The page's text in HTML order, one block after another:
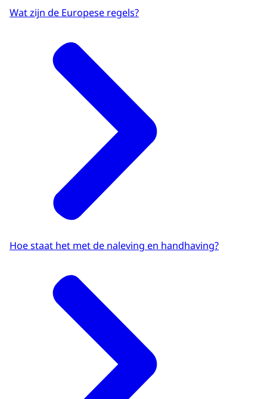
Wat zijn de Europese regels?
Hoe staat het met de naleving en handhaving?